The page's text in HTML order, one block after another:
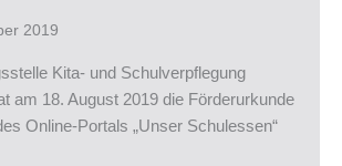
2019
Kita- und Schulverpflegung
am 18. August 2019 die Förderurkunde
Online-Portals „Unser Schulessen“